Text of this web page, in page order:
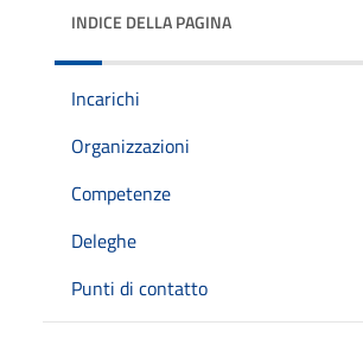
INDICE DELLA PAGINA
Incarichi
Organizzazioni
Competenze
Deleghe
Punti di contatto